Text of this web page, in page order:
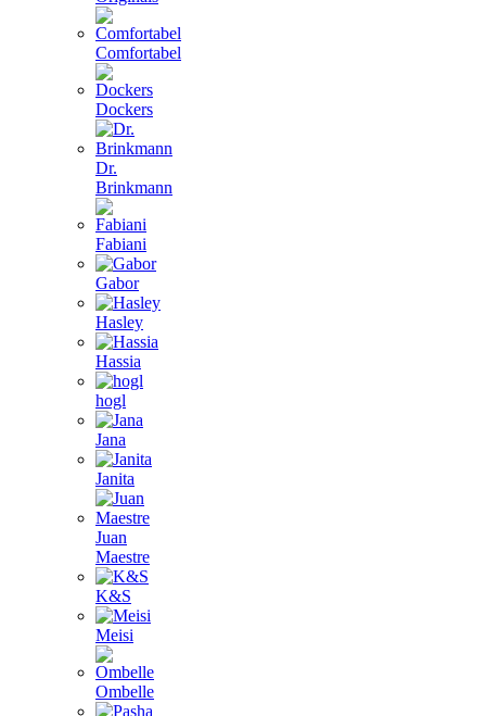
Comfortabel
Dockers
Dr.
Brinkmann
Fabiani
Gabor
Hasley
Hassia
hogl
Jana
Janita
Juan
Maestre
K&S
Meisi
Ombelle